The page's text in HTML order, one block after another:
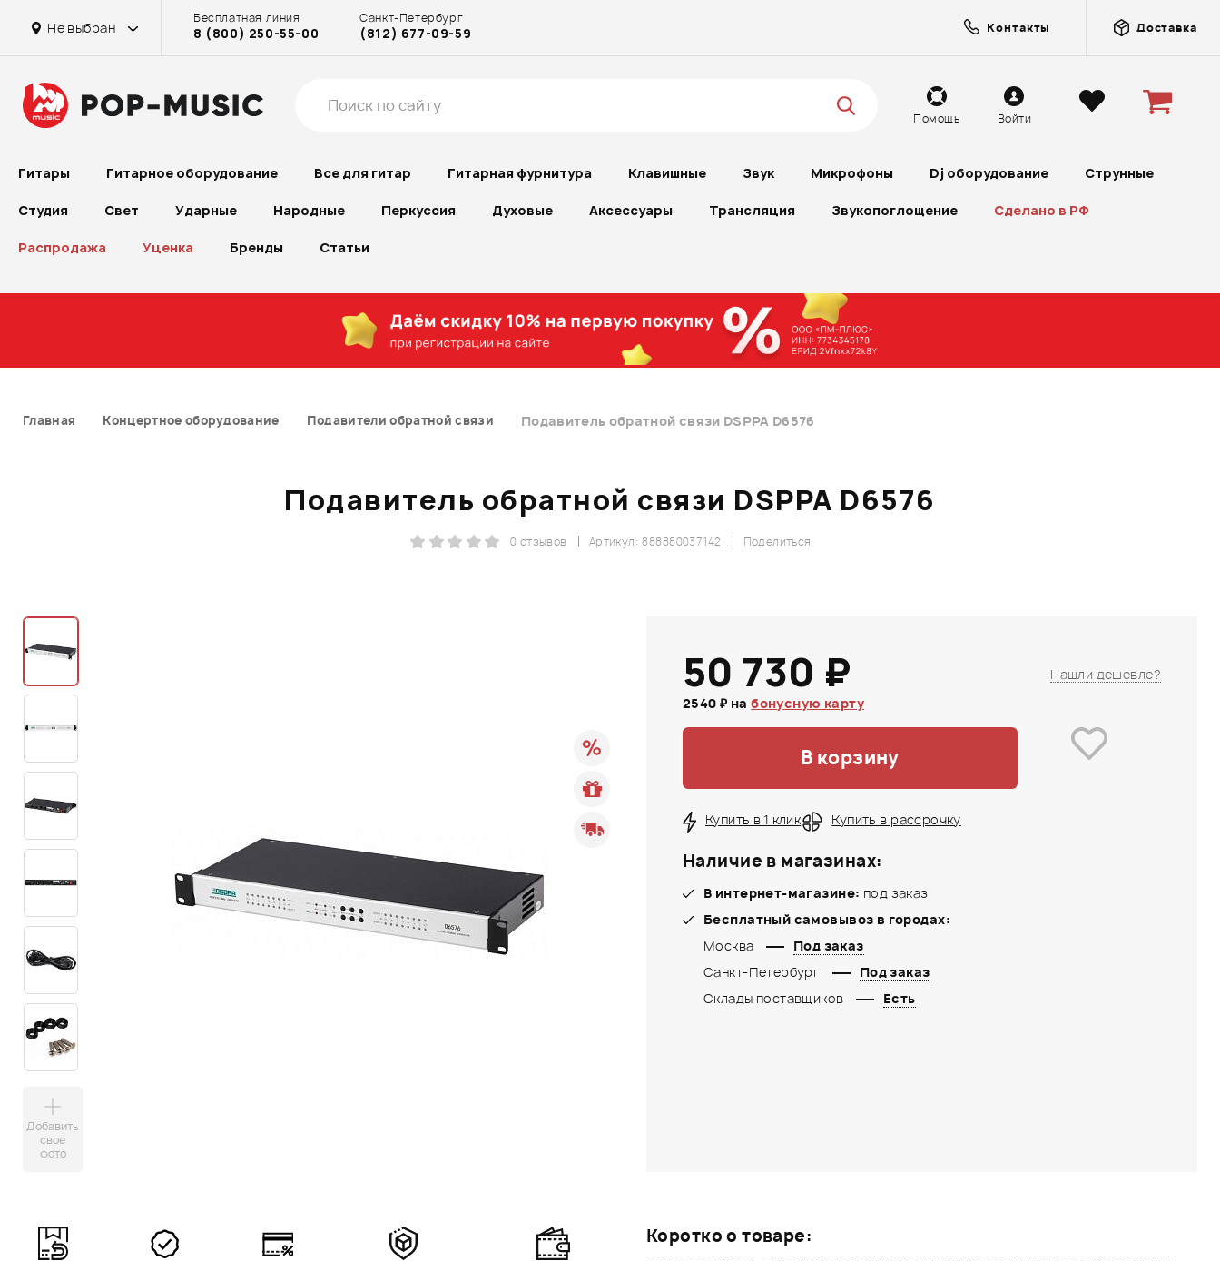
Не выбран
Бесплатная линия
8 (800) 250-55-00
Санкт-Петербург
(812) 677-09-59 Контакты Доставка
Помощь Войти
Гитары Гитарное оборудование Все для гитар Гитарная фурнитура Клавишные Звук Микрофоны Dj оборудование Струнные
Студия Свет Ударные Народные Перкуссия Духовые Аксессуары Трансляция Звукопоглощение Сделано в РФ
Распродажа Уценка Бренды Статьи
Главная Концертное оборудование Подавители обратной связи Подавитель обратной связи DSPPA D6576
Подавитель обратной связи DSPPA D6576
Поделиться
Артикул: 888880037142
0 отзывов
Добавить
свое
фото
Коротко о товаре:
50 730 ₽
2540 ₽ набонусную карту
Нашли дешевле?
В корзину
Купить в 1 клик Купить в рассрочку
Наличие в магазинах:
В интернет-магазине: под заказ
Бесплатный самовывоз в городах:
Москва
Под заказ
Санкт-Петербург
Под заказ
Склады поставщиков
Есть